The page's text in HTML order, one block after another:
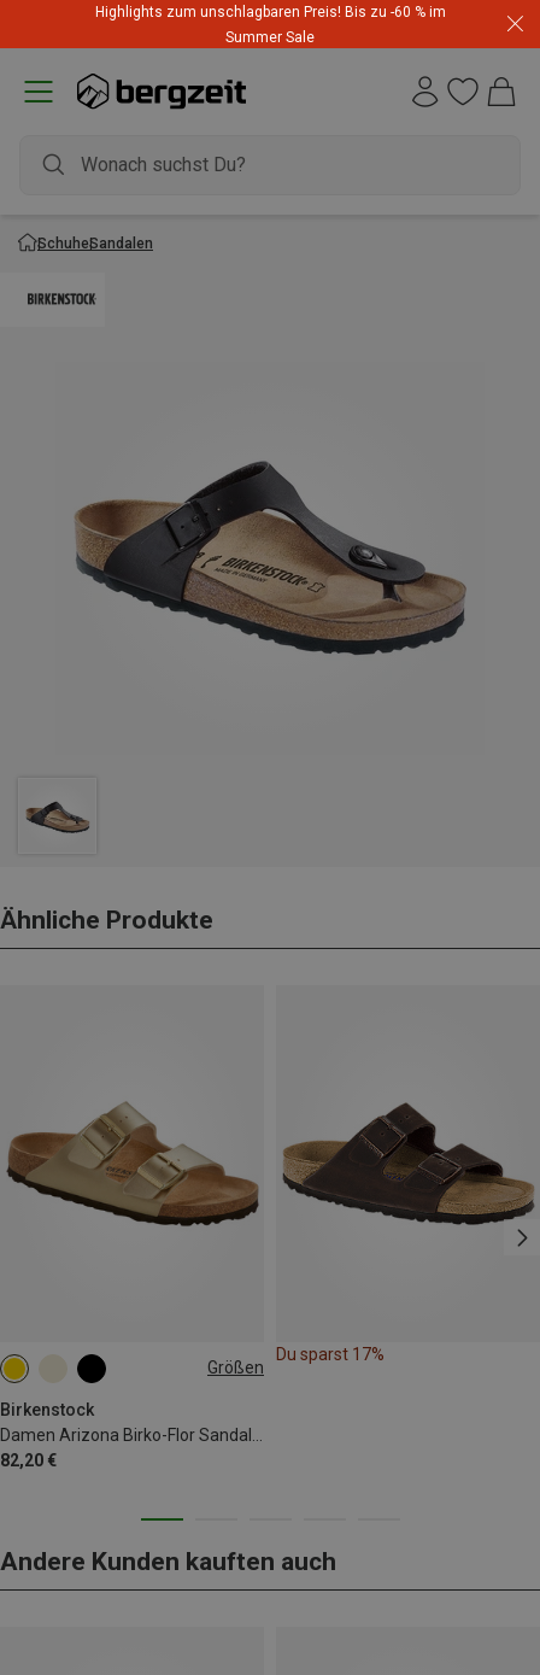
Highlights zum unschlagbaren Preis! Bis zu -60 % im
Summer Sale
SchuheSandalen
Ähnliche Produkte
Größen
Birkenstock
82,20 €
Du sparst 17%
Andere Kunden kauften auch